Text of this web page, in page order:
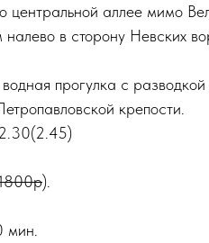
центральной аллее мимо
в сторону Невских
прогулка с
крепости.
).
мин.